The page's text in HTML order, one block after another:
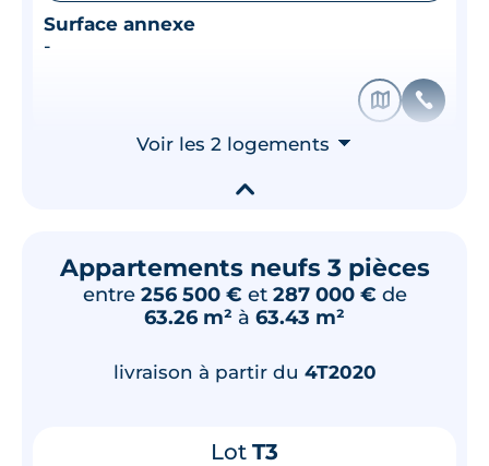
Surface annexe
-
🗞 📞
Voir les 2 logements ⮟
▾
Appartements neufs 3 pièces
entre 256 500 € et 287 000 € de
63.26 m² à 63.43 m²
livraison à partir du 4T2020
Lot T3